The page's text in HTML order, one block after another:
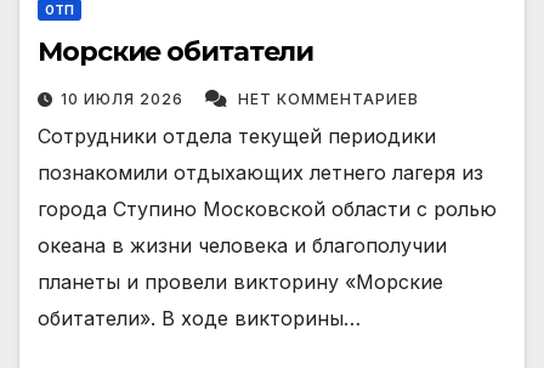
ОТП
Морские обитатели
10 ИЮЛЯ 2026 НЕТ КОММЕНТАРИЕВ
Сотрудники отдела текущей периодики
познакомили отдыхающих летнего лагеря из
города Ступино Московской области с ролью
океана в жизни человека и благополучии
планеты и провели викторину «Морские
обитатели». В ходе викторины…